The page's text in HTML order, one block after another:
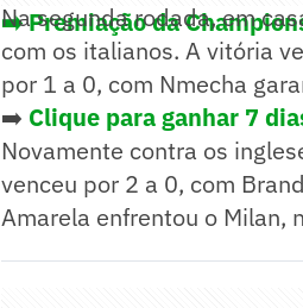
➡️ Premiação da
Na segunda rodada, em
com os italianos. A vitória
por 1 a 0, com Nmecha
➡️ Clique para ganhar 7
Novamente contra os
venceu por 2 a 0, com
Amarela enfrentou o Milan,